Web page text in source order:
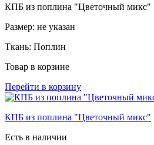
КПБ из поплина "Цветочный микс"
Размер: не указан
Ткань: Поплин
Товар в корзине
Перейти в корзину
КПБ из поплина "Цветочный микс"
Есть в наличии